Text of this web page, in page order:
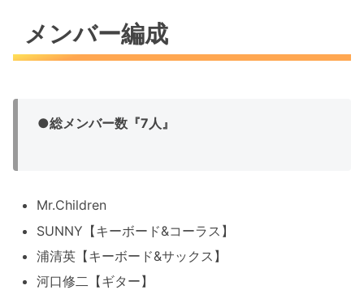
メンバー編成
●総メンバー数『7人』
Mr.Children
SUNNY【キーボード&コーラス】
浦清英【キーボード&サックス】
河口修二【ギター】